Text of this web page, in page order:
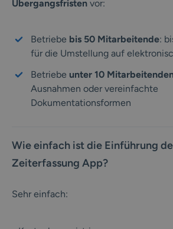
Übergangsfristen vor:
Betriebe bis 50 Mitarbeitende:
für die Umstellung auf
Betriebe unter 10
Ausnahmen oder vereinfachte
Dokumentationsformen
Wie einfach ist die Einführung
Zeiterfassung App?
Sehr einfach: